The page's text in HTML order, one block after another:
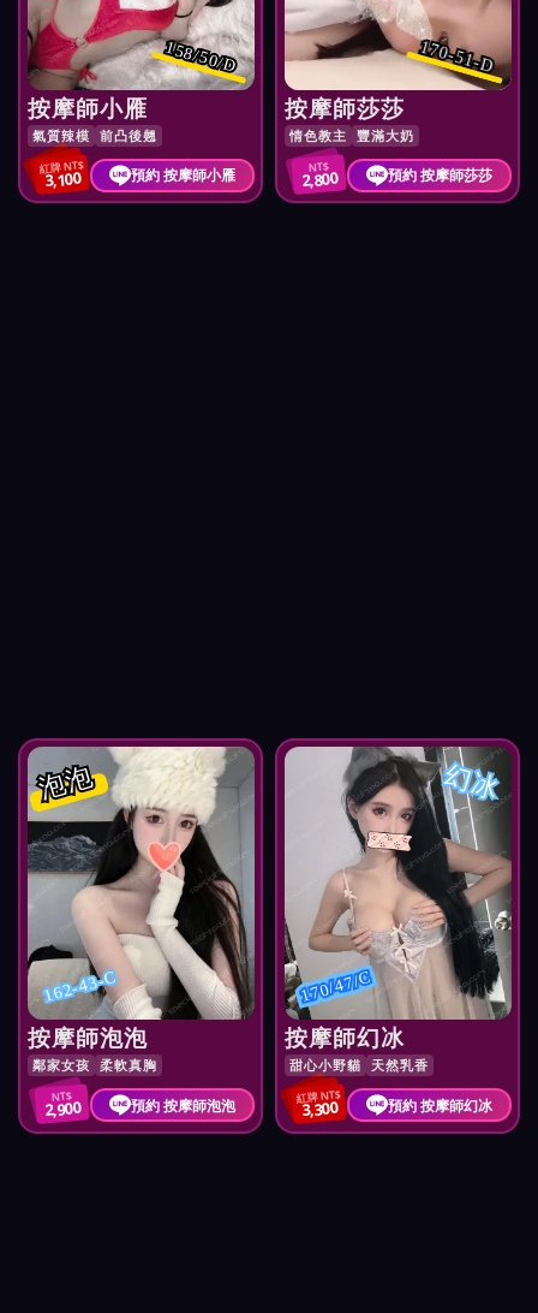
158/50/D
按摩師小雁
氣質辣模 前凸後翹
紅牌 NT$
3,100 預約 按摩師小雁
170-51-D
按摩師莎莎
情色教主 豐滿大奶
NT$
2,800 預約 按摩師莎莎
泡泡
162-43-C
按摩師泡泡
鄰家女孩 柔軟真胸
NT$
2,900 預約 按摩師泡泡
幻冰
170/47/C
按摩師幻冰
甜心小野貓 天然乳香
紅牌 NT$
3,300 預約 按摩師幻冰